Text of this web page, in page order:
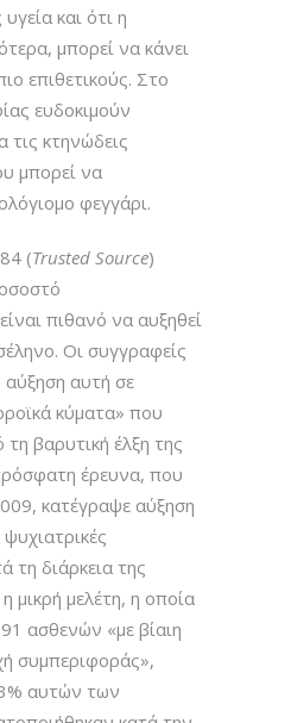
και ότι η
μπορεί να κάνει
επιθετικούς. Στο
ευδοκιμούν
τις κτηνώδεις
μπορεί να
φεγγάρι.
(Trusted Source)
πιθανό να αυξηθεί
Οι συγγραφείς
αυτή σε
κύματα» που
βαρυτική έλξη της
έρευνα, που
κατέγραψε αύξηση
τη διάρκεια της
μικρή μελέτη, η οποία
ασθενών «με βίαιη
συμπεριφοράς»,
αυτών των